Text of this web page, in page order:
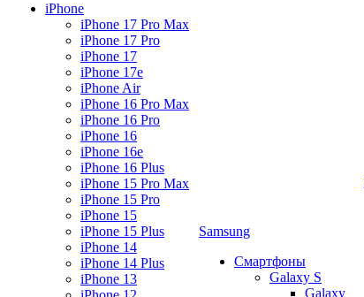
iPhone
iPhone 17 Pro Max
iPhone 17 Pro
iPhone 17
iPhone 17e
iPhone Air
iPhone 16 Pro Max
iPhone 16 Pro
iPhone 16
iPhone 16e
iPhone 16 Plus
iPhone 15 Pro Max
iPhone 15 Pro
iPhone 15
iPhone 15 Plus
iPhone 14
iPhone 14 Plus
iPhone 13
Samsung
Смартфоны
Galaxy S
Galaxy